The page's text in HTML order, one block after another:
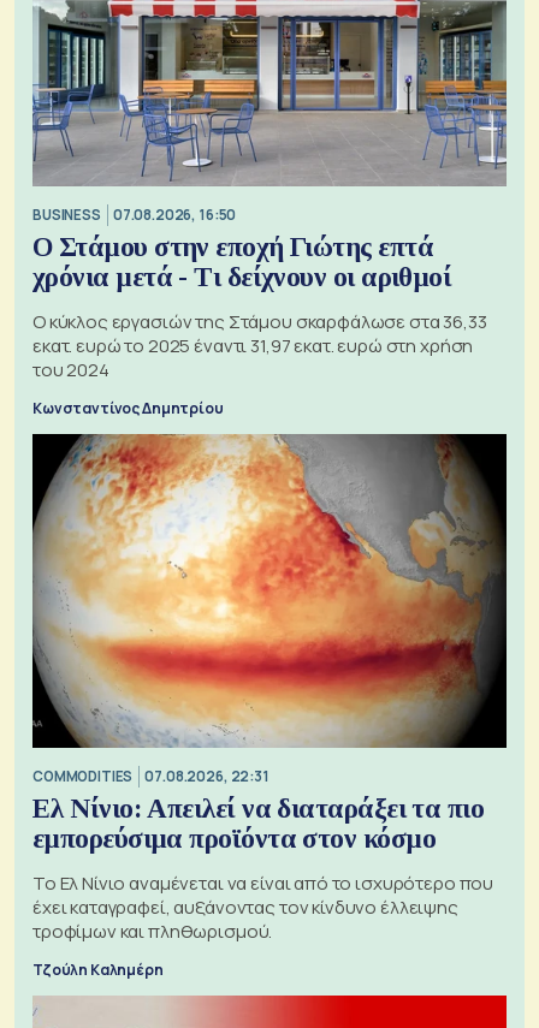
BUSINESS 07.08.2026, 16:50
Ο Στάμου στην εποχή Γιώτης επτά
χρόνια μετά - Τι δείχνουν οι αριθμοί
Ο κύκλος εργασιών της Στάμου σκαρφάλωσε στα 36,33
εκατ. ευρώ το 2025 έναντι 31,97 εκατ. ευρώ στη χρήση
του 2024
Κωνσταντίνος Δημητρίου
COMMODITIES 07.08.2026, 22:31
Ελ Νίνιο: Απειλεί να διαταράξει τα πιο
εμπορεύσιμα προϊόντα στον κόσμο
Το Ελ Νίνιο αναμένεται να είναι από το ισχυρότερο που
έχει καταγραφεί, αυξάνοντας τον κίνδυνο έλλειψης
τροφίμων και πληθωρισμού.
Τζούλη Καλημέρη